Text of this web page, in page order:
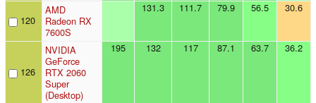
120
AMD
Radeon RX
7600S
131.3 111.7 79.9 56.5 30.6
126
NVIDIA
GeForce
RTX 2060
Super
(Desktop)
195 132 117 87.1 63.7 36.2